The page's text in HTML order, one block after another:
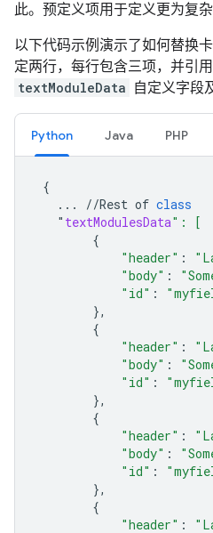
此。预定义项用于定义更为复杂
以下代码示例演示了如何替换
定两行，每行包含三项，并引
textModuleData 自定义字段
Python Java PHP
{
...
//Rest of class
" textModulesData": [
{
"header" :
"body" :
"id" :
},
{
"header" :
"body" :
"id" :
},
{
"header" :
"body" :
"id" :
},
{
"header" :